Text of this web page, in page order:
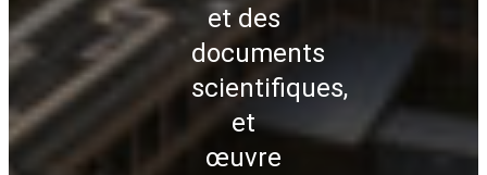
et des
documents
scientifiques,
et
œuvre